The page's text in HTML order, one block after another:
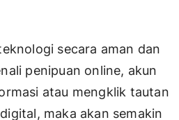
secara aman dan
penipuan online, akun
atau mengklik tautan
maka akan semakin